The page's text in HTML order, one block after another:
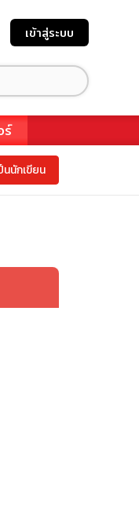
เข้าสู่ระบบ
ร์
นักเขียน